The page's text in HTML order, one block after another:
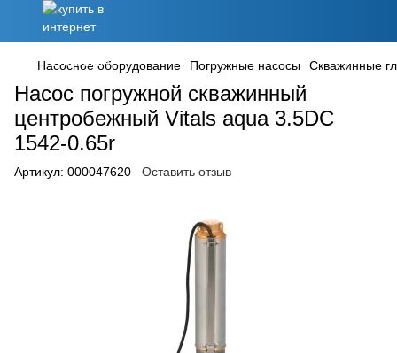
Насосное оборудование Погружные насосы Скважинные
Насос погружной скважинный
центробежный Vitals aqua 3.5DC
1542-0.65r
Артикул: 000047620 Оставить отзыв